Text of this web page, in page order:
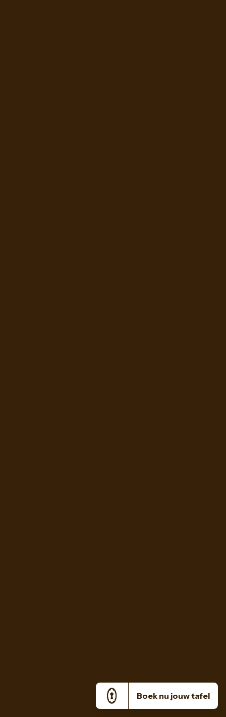
Boek nu jouw tafel